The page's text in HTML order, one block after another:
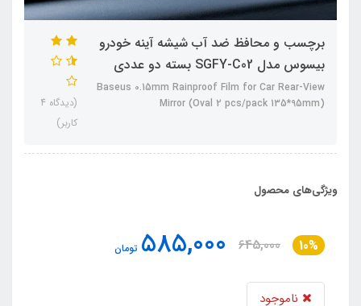
برچسب و محافظ ضد آب شیشه آینه خودرو
بیسوس مدل SGFY-C02 بسته دو عددی
Baseus 0.15mm Rainproof Film for Car Rear-View
Mirror (Oval 2 pcs/pack 135*95mm)
(دیدگاه 4
کاربر)
ویژگی‌های محصول
10%
645,000
585,000 تومان
ناموجود